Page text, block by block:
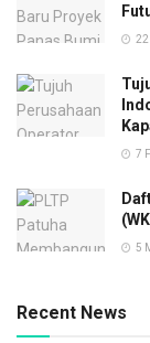
22
7
5
Recent News